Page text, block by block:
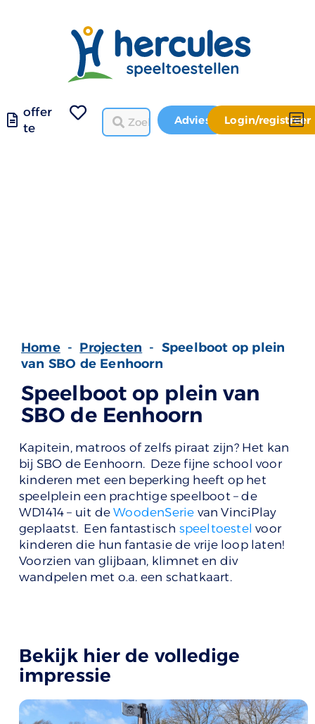
offer
te
Advies Login/registreer
Home - Projecten - Speelboot op plein
van SBO de Eenhoorn
Speelboot op plein van
SBO de Eenhoorn
Kapitein, matroos of zelfs piraat zijn? Het kan
bij SBO de Eenhoorn. Deze fijne school voor
kinderen met een beperking heeft op het
speelplein een prachtige speelboot – de
WD1414 – uit deWoodenSerie van VinciPlay
geplaatst. Een fantastisch speeltoestel voor
kinderen die hun fantasie de vrije loop laten!
Voorzien van glijbaan, klimnet en div
wandpelen met o.a. een schatkaart.
Bekijk hier de volledige
impressie